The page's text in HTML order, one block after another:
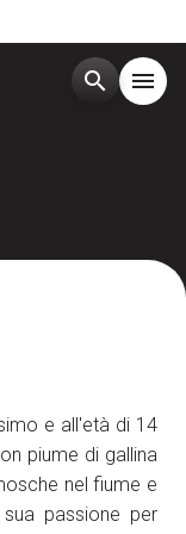
search menu
e all'età di 14
piume di gallina
nel fiume e
passione per